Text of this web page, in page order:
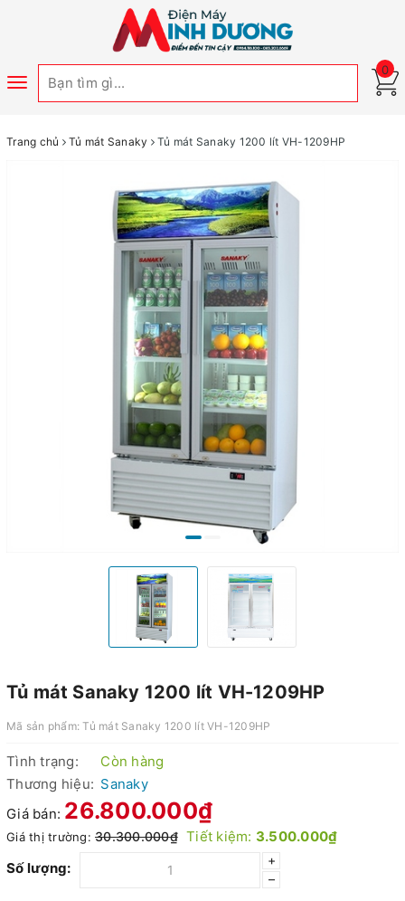
Toggle
0
Trang chủ Tủ mát Sanaky Tủ mát Sanaky 1200 lít VH-1209HP
Tủ mát Sanaky 1200 lít VH-1209HP
Mã sản phẩm:Tủ mát Sanaky 1200 lít VH-1209HP
Tình trạng:
Còn hàng
Thương hiệu: Sanaky
Giá bán: 26.800.000₫
Giá thị trường: 30.300.000₫ Tiết kiệm: 3.500.000₫
Số lượng:
+
–